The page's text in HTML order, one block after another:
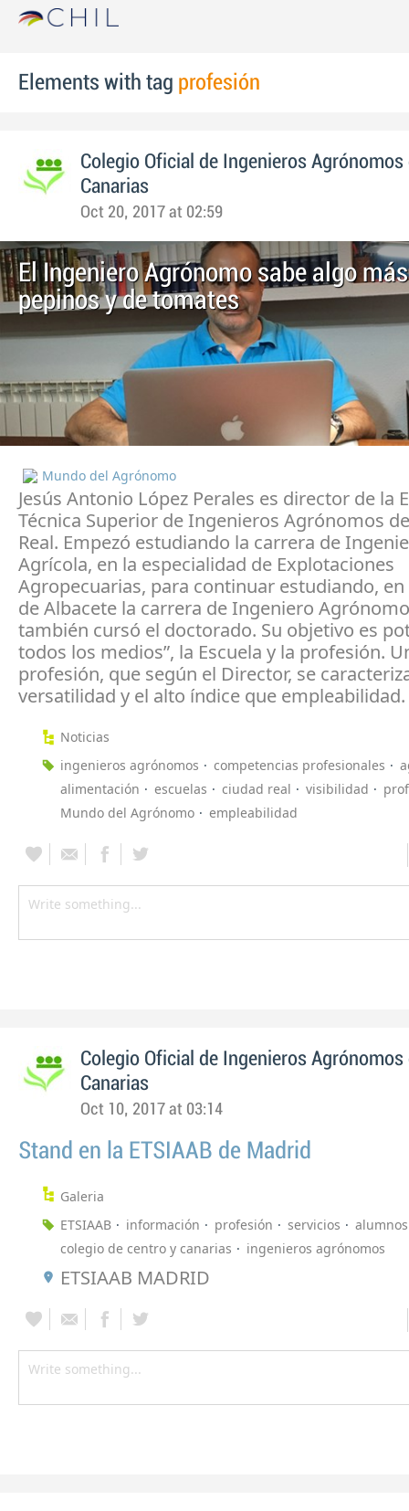
Elements with tag profesión
Colegio Oficial de Ingenieros Agrónomos
Canarias
Oct 20, 2017 at 02:59
El Ingeniero Agrónomo sabe algo
pepinos y de tomates
Mundo del Agrónomo
Jesús Antonio López Perales es director de la
Técnica Superior de Ingenieros Agrónomos
Real. Empezó estudiando la carrera de
Agrícola, en la especialidad de Explotaciones
Agropecuarias, para continuar estudiando, en
de Albacete la carrera de Ingeniero
también cursó el doctorado. Su objetivo es
todos los medios”, la Escuela y la profesión.
profesión, que según el Director, se
versatilidad y el alto índice que empleabilidad.
Noticias
ingenieros agrónomos
competencias profesionales
alimentación
escuelas ciudad real visibilidad
Mundo del Agrónomo
empleabilidad
Colegio Oficial de Ingenieros Agrónomos
Canarias
Oct 10, 2017 at 03:14
Stand en la ETSIAAB de Madrid
Galeria
ETSIAAB
información profesión servicios
alumnos
colegio de centro y canarias
ingenieros agrónomos
ETSIAAB MADRID